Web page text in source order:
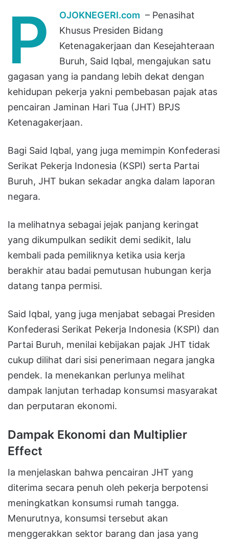
P OJOKNEGERI.com – Penasihat
Khusus Presiden Bidang
Ketenagakerjaan dan Kesejahteraan
Buruh, Said Iqbal, mengajukan satu
gagasan yang ia pandang lebih dekat dengan
kehidupan pekerja yakni pembebasan pajak atas
pencairan Jaminan Hari Tua (JHT) BPJS
Ketenagakerjaan.
Bagi Said Iqbal, yang juga memimpin Konfederasi
Serikat Pekerja Indonesia (KSPI) serta Partai
Buruh, JHT bukan sekadar angka dalam laporan
negara.
Ia melihatnya sebagai jejak panjang keringat
yang dikumpulkan sedikit demi sedikit, lalu
kembali pada pemiliknya ketika usia kerja
berakhir atau badai pemutusan hubungan kerja
datang tanpa permisi.
Said Iqbal, yang juga menjabat sebagai Presiden
Konfederasi Serikat Pekerja Indonesia (KSPI) dan
Partai Buruh, menilai kebijakan pajak JHT tidak
cukup dilihat dari sisi penerimaan negara jangka
pendek. Ia menekankan perlunya melihat
dampak lanjutan terhadap konsumsi masyarakat
dan perputaran ekonomi.
Dampak Ekonomi dan Multiplier
Effect
Ia menjelaskan bahwa pencairan JHT yang
diterima secara penuh oleh pekerja berpotensi
meningkatkan konsumsi rumah tangga.
Menurutnya, konsumsi tersebut akan
menggerakkan sektor barang dan jasa yang